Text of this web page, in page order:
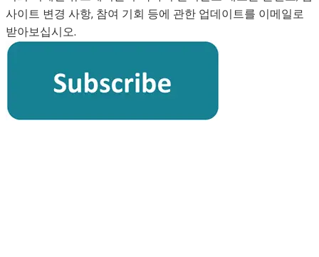
사이트 변경 사항, 참여 기회 등에 관한 업데이트를 이메일로
받아보십시오.